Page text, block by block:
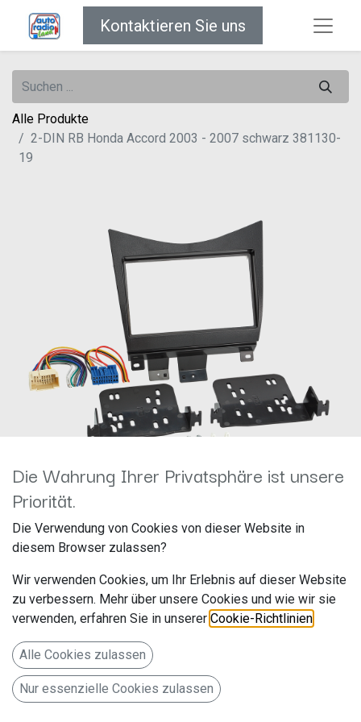
Kontaktieren Sie uns
Alle Produkte
2-DIN RB Honda Accord 2003 - 2007 schwarz 381130-
19
2-DIN RB Honda Accord 2003
- 2007 schwarz 381130-19
Hersteller: ACV
Artikelnummer: 381130-19
Straßburger Allee 10-12
41812 Erkelenz
Die Wahrung Ihrer Privatsphäre ist unsere
Priorität.
Die Verwendung von Cookies von dieser Website in
diesem Browser zulassen?
Wir verwenden Cookies, um Ihr Erlebnis auf dieser Website
zu verbessern. Mehr über unsere Cookies und wie wir sie
verwenden, erfahren Sie in unserer Cookie-Richtlinien
Alle Cookies zulassen
Nur essenzielle Cookies zulassen